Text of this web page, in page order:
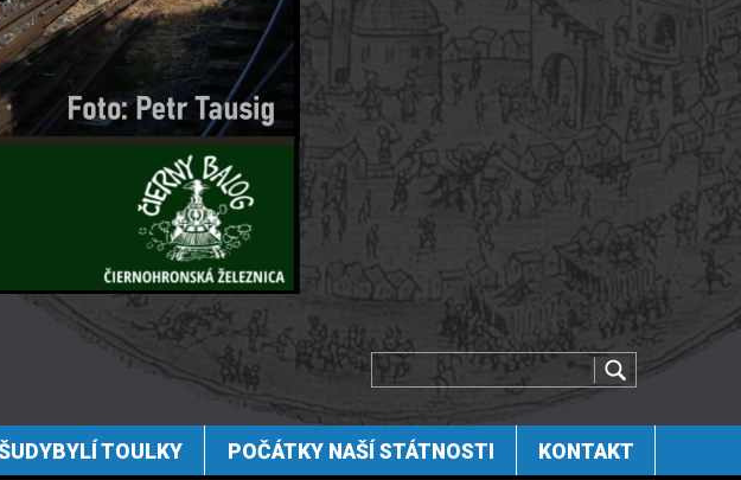
TOULKY POČÁTKY NAŠÍ STÁTNOSTI KONTAKT